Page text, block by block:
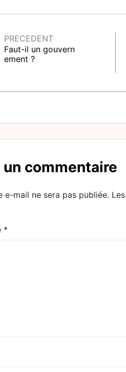
PRECEDENT
Faut-il un gouvern
ement ?
commentaire
e-mail ne sera pas publiée.
*